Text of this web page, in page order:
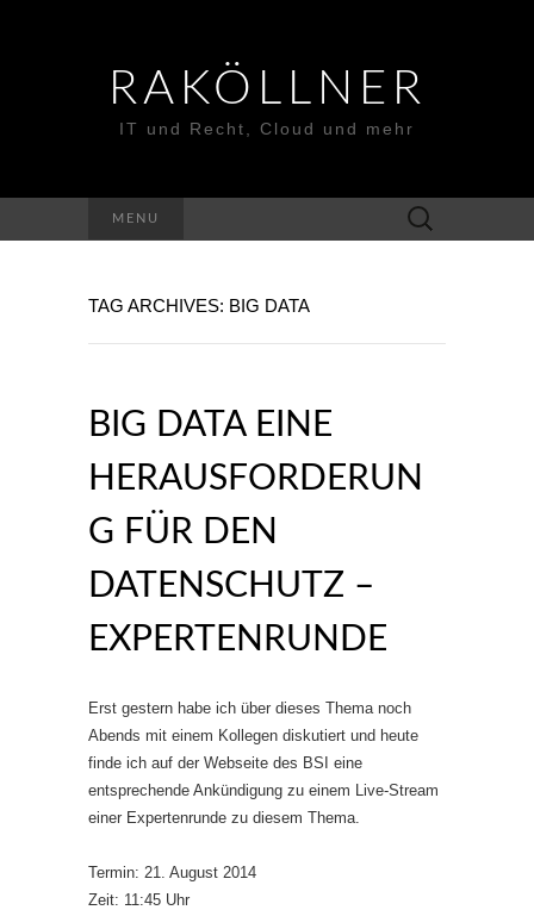
RAKÖLLNER
IT und Recht, Cloud und mehr
MENU
Suchen
nach:
TAG ARCHIVES: BIG DATA
BIG DATA EINE
HERAUSFORDERUN
G FÜR DEN
DATENSCHUTZ –
EXPERTENRUNDE
Erst gestern habe ich über dieses Thema noch
Abends mit einem Kollegen diskutiert und heute
finde ich auf der Webseite des BSI eine
entsprechende Ankündigung zu einem Live-Stream
einer Expertenrunde zu diesem Thema.
Termin: 21. August 2014
Zeit: 11:45 Uhr